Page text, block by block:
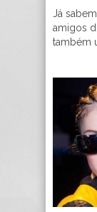
Já
amigos
também